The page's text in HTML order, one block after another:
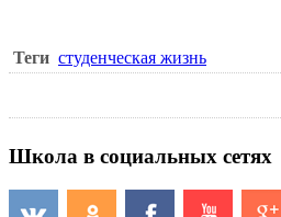
Теги студенческая жизнь
Школа в социальных сетях